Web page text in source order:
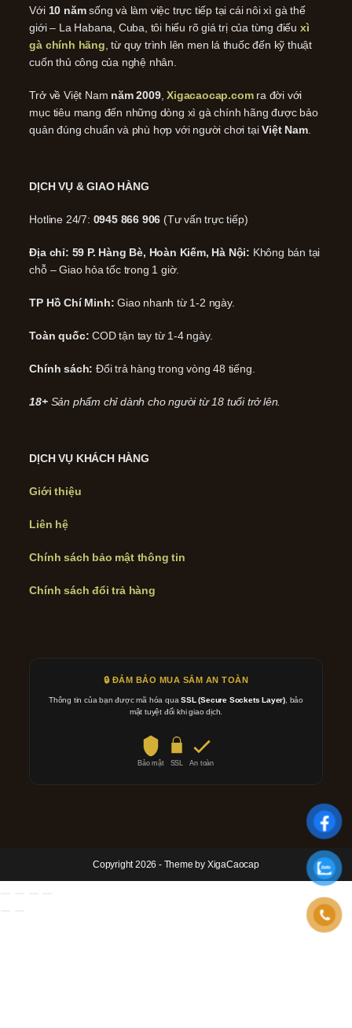
Với 10 nămsống và làm việc trực tiếp tại cái nôi xì gà thế
giới – La Habana, Cuba, tôi hiểu rõ giá trị của từng điếu xì
gà chính hãng , từ quy trình lên men lá thuốc đến kỹ thuật
cuốn thủ công của nghệ nhân.
Trở về Việt Nam năm 2009,Xigacaocap.comra đời với
mục tiêu mang đến những dòng xì gà chính hãng được bảo
quản đúng chuẩn và phù hợp với người chơi tạiViệt Nam.
DỊCH VỤ & GIAO HÀNG
Hotline 24/7: 0945 866 906 (Tư vấn trực tiếp)
Địa chỉ: 59 P. Hàng Bè, Hoàn Kiếm, Hà Nội: Không bán tại
chỗ – Giao hỏa tốc trong 1 giờ.
TP Hồ Chí Minh: Giao nhanh từ 1-2 ngày.
Toàn quốc: COD tận tay từ 1-4 ngày.
Chính sách: Đổi trả hàng trong vòng 48 tiếng.
18+ Sản phẩm chỉ dành cho người từ 18 tuổi trở lên.
DỊCH VỤ KHÁCH HÀNG
Giới thiệu
Liên hệ
Chính sách bảo mật thông tin
Chính sách đổi trả hàng
🔒 ĐẢM BẢO MUA SẮM AN TOÀN
Thông tin của bạn được mã hóa quaSSL (Secure Sockets Layer) , bảo
mật tuyệt đối khi giao dịch.
Bảo mật SSL An toàn
Copyright 2026 - Theme by XigaCaocap